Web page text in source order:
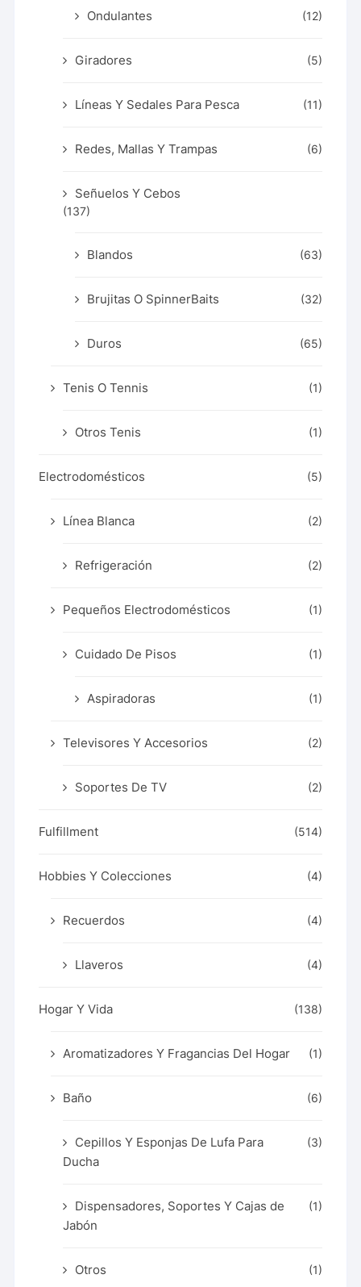
Ondulantes (12)
Giradores (5)
Líneas Y Sedales Para Pesca (11)
Redes, Mallas Y Trampas (6)
Señuelos Y Cebos
(137)
Blandos (63)
Brujitas O SpinnerBaits (32)
Duros (65)
Tenis O Tennis (1)
Otros Tenis (1)
Electrodomésticos (5)
Línea Blanca (2)
Refrigeración (2)
Pequeños Electrodomésticos (1)
Cuidado De Pisos (1)
Aspiradoras (1)
Televisores Y Accesorios (2)
Soportes De TV (2)
Fulfillment (514)
Hobbies Y Colecciones (4)
Recuerdos (4)
Llaveros (4)
Hogar Y Vida (138)
Aromatizadores Y Fragancias Del Hogar (1)
Baño (6)
Cepillos Y Esponjas De Lufa Para
Ducha
(3)
Dispensadores, Soportes Y Cajas de
Jabón
(1)
Otros (1)